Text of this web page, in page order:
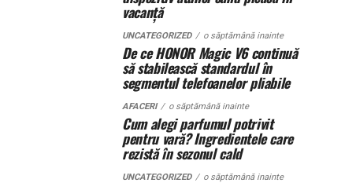
vacanță
UNCATEGORIZED o săptămână inainte
De ce HONOR Magic V6 continuă
să stabilească standardul în
segmentul telefoanelor pliabile
AFACERI o săptămână inainte
Cum alegi parfumul potrivit
pentru vară? Ingredientele care
rezistă în sezonul cald
UNCATEGORIZED o săptămână inainte